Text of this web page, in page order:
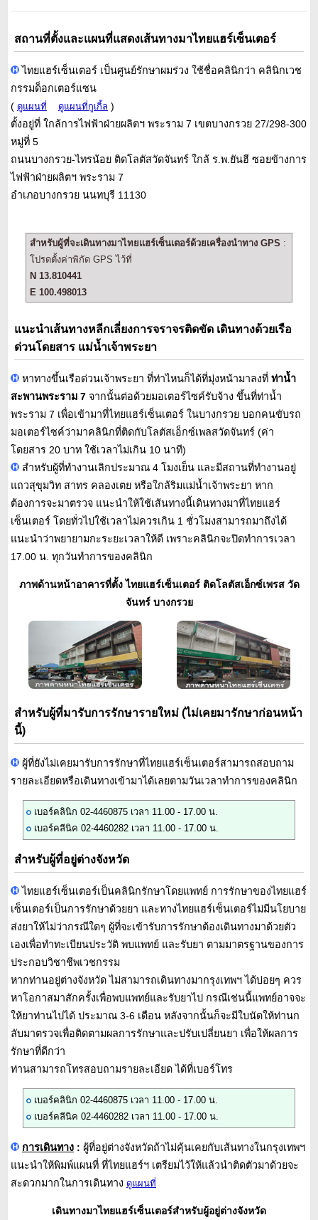
สถานที่ตั้งและแผนที่แสดงเส้นทางมาไทยแฮร์เซ็นเตอร์
ไทยแฮร์เซ็นเตอร์ เป็นศูนย์รักษาผมร่วง ใช้ชื่อคลินิกว่า คลินิกเวช
กรรมด็อกเตอร์แซน
( ดูแผนที่ ดูแผนที่กูเกิ้ล )
ตั้งอยู่ที่ ใกล้การไฟฟ้าฝ่ายผลิตฯ พระราม 7 เขตบางกรวย 27/298-300
หมู่ที่ 5
ถนนบางกรวย-ไทรน้อย ติดโลตัสวัดจันทร์ ใกล้ ร.พ.ยันฮี ซอยข้างการ
ไฟฟ้าฝ่ายผลิตฯ พระราม 7
อำเภอบางกรวย นนทบุรี 11130
สำหรับผู้ที่จะเดินทางมาไทยแฮร์เซ็นเตอร์ด้วยเครื่องนำทาง GPS :
โปรดตั้งค่าพิกัด GPS ไว้ที่
N 13.810441
E 100.498013
แนะนำเส้นทางหลีกเลี่ยงการจราจรติดขัด เดินทางด้วยเรือ
ด่วนโดยสาร แม่น้ำเจ้าพระยา
หาทางขึ้นเรือด่วนเจ้าพระยา ที่ท่าไหนก็ได้ที่มุ่งหน้ามาลงที่ ท่าน้ำ
สะพานพระราม 7 จากนั้นต่อด้วยมอเตอร์ไซค์รับจ้าง ขึ้นที่ท่าน้ำ
พระราม 7 เพื่อเข้ามาที่ไทยแฮร์เซ็นเตอร์ ในบางกรวย บอกคนขับรถ
มอเตอร์ไซค์ว่ามาคลินิกที่ติดกับโลตัสเอ็กซ์เพลสวัดจันทร์ (ค่า
โดยสาร 20 บาท ใช้เวลาไม่เกิน 10 นาที)
สำหรับผู้ที่ทำงานเลิกประมาณ 4 โมงเย็น และมีสถานที่ทำงานอยู่
แถวสุขุมวิท สาทร คลองเตย หรือใกล้ริมแม่น้ำเจ้าพระยา หาก
ต้องการจะมาตรวจ แนะนำให้ใช้เส้นทางนี้เดินทางมาที่ไทยแฮร์
เซ็นเตอร์ โดยทั่วไปใช้เวลาไม่ควรเกิน 1 ชั่วโมงสามารถมาถึงได้
แนะนำว่าพยายามกะระยะเวลาให้ดี เพราะคลินิกจะปิดทำการเวลา
17.00 น. ทุกวันทำการของคลินิก
ภาพด้านหน้าอาคารที่ตั้ง ไทยแฮร์เซ็นเตอร์ ติดโลตัสเอ็กซ์เพรส วัด
จันทร์ บางกรวย
สำหรับผู้ที่มารับการรักษารายใหม่ (ไม่เคยมารักษาก่อนหน้า
นี้)
ผู้ที่ยังไม่เคยมารับการรักษาที่ไทยแฮร์เซ็นเตอร์สามารถสอบถาม
รายละเอียดหรือเดินทางเข้ามาได้เลยตามวันเวลาทำการของคลินิก
เบอร์คลินิก 02-4460875 เวลา 11.00 - 17.00 น.
เบอร์คลีนิค 02-4460282 เวลา 11.00 - 17.00 น.
สำหรับผู้ที่อยู่ต่างจังหวัด
ไทยแฮร์เซ็นเตอร์เป็นคลินิกรักษาโดยแพทย์ การรักษาของไทยแฮร์
เซ็นเตอร์เป็นการรักษาด้วยยา และทางไทยแฮร์เซ็นเตอร์ไม่มีนโยบาย
ส่งยาให้ไม่ว่ากรณีใดๆ ผู้ที่จะเข้ารับการรักษาต้องเดินทางมาด้วยตัว
เองเพื่อทำทะเบียนประวัติ พบแพทย์ และรับยา ตามมาตรฐานของการ
ประกอบวิชาชีพเวชกรรม
หากท่านอยู่ต่างจังหวัด ไม่สามารถเดินทางมากรุงเทพฯ ได้บ่อยๆ ควร
หาโอกาสมาสักครั้งเพื่อพบแพทย์และรับยาไป กรณีเช่นนี้แพทย์อาจจะ
ให้ยาท่านไปได้ ประมาณ 3-6 เดือน หลังจากนั้นก็จะมีใบนัดให้ท่านก
ลับมาตรวจเพื่อติดตามผลการรักษาและปรับเปลี่ยนยา เพื่อให้ผลการ
รักษาที่ดีกว่า
ท่านสามารถโทรสอบถามรายละเอียด ได้ที่เบอร์โทร
เบอร์คลินิก 02-4460875 เวลา 11.00 - 17.00 น.
เบอร์คลีนิค 02-4460282 เวลา 11.00 - 17.00 น.
การเดินทาง : ผู้ที่อยู่ต่างจังหวัดถ้าไม่คุ้นเคยกับเส้นทางในกรุงเทพฯ
แนะนำให้พิมพ์แผนที่ ที่ไทยแฮร์ฯ เตรียมไว้ให้แล้วนำติดตัวมาด้วยจะ
สะดวกมากในการเดินทาง ดูแผนที่
เดินทางมาไทยแฮร์เซ็นเตอร์สำหรับผู้อยู่ต่างจังหวัด